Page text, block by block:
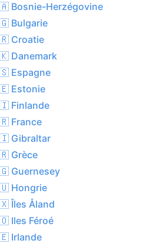
Bosnie-Herzégovine
Bulgarie
Croatie
Danemark
Espagne
Estonie
Finlande
France
Gibraltar
Grèce
Guernesey
Hongrie
Îles Åland
Iles Féroé
Irlande